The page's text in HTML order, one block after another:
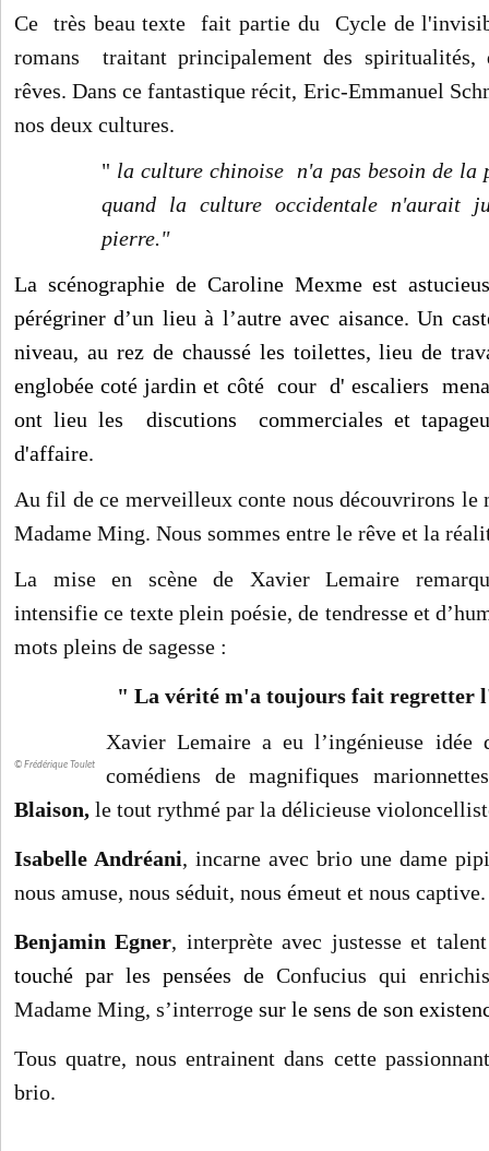
Ce très beau texte fait partie du Cycle de
romans traitant principalement des spiritualités,
rêves. Dans ce fantastique récit, Eric-Emmanuel
nos deux cultures.
" la culture chinoise n'a pas besoin de la
quand la culture occidentale n'aurait
pierre."
La scénographie de Caroline Mexme est
pérégriner d’un lieu à l’autre avec aisance. Un
niveau, au rez de chaussé les toilettes, lieu de
englobée coté jardin et côté cour d' escaliers
ont lieu les discutions commerciales et
d'affaire.
Au fil de ce merveilleux conte nous découvrirons le
Madame Ming. Nous sommes entre le rêve et la
La mise en scène de
Xavier Lemaire
intensifie ce texte plein poésie, de tendresse et
mots pleins de sagesse :
" La vérité m'a toujours fait regretter
© Frédérique Toulet
Xavier Lemaire a eu l’ingénieuse idée
comédiens de magnifiques
Blaison, le tout rythmé par la délicieuse
Isabelle Andréani, incarne avec brio une dame
nous amuse, nous séduit, nous émeut et nous captive.
Benjamin Egner, interprète avec justesse et
touché par les pensées de Confucius qui
Madame Ming, s’interroge sur le sens de son
Tous quatre, nous entrainent dans cette
brio.